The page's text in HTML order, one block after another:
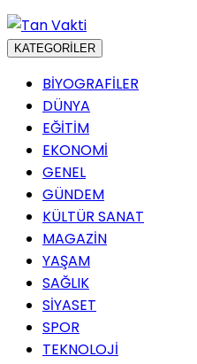
KATEGORİLER
BİYOGRAFİLER
DÜNYA
EĞİTİM
EKONOMİ
GENEL
GÜNDEM
KÜLTÜR SANAT
MAGAZİN
YAŞAM
SAĞLIK
SİYASET
SPOR
TEKNOLOJİ